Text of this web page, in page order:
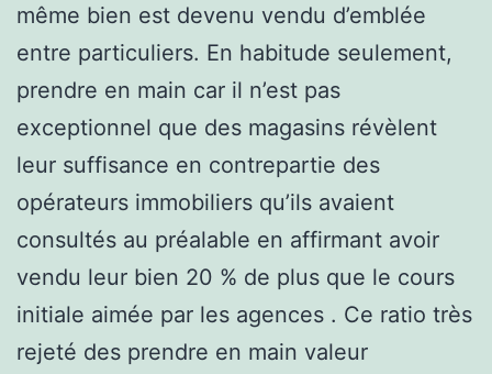
même bien est devenu vendu d’emblée
entre particuliers. En habitude seulement,
prendre en main car il n’est pas
exceptionnel que des magasins révèlent
leur suffisance en contrepartie des
opérateurs immobiliers qu’ils avaient
consultés au préalable en affirmant avoir
vendu leur bien 20 % de plus que le cours
initiale aimée par les agences . Ce ratio très
rejeté des prendre en main valeur